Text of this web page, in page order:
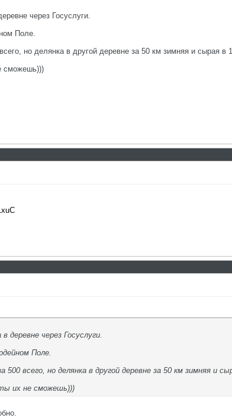
через Госуслуги.
Поле.
но делянка в другой деревне за 50 км зимняя и сырая в
сможешь)))
деревне через Госуслуги.
Поле.
всего, но делянка в другой деревне за 50 км зимняя и
их не сможешь)))